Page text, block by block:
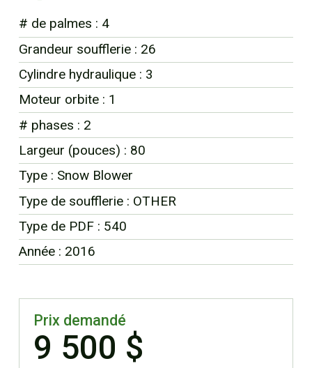
# de palmes : 4
Grandeur soufflerie : 26
Cylindre hydraulique : 3
Moteur orbite : 1
# phases : 2
Largeur (pouces) : 80
Type : Snow Blower
Type de soufflerie : OTHER
Type de PDF : 540
Année : 2016
Prix demandé
9 500 $
EN